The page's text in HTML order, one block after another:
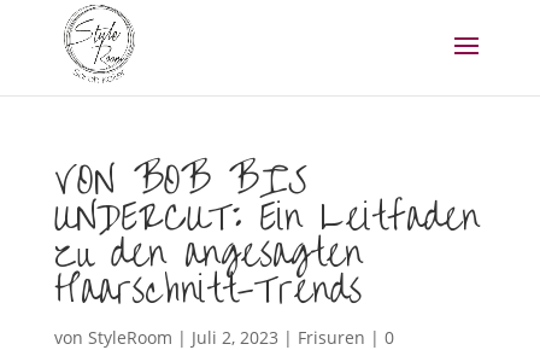
VON BOB BIS
UNDERCUT: Ein Leitfaden
zu den angesagten
Haarschnitt-Trends
von StyleRoom | Juli 2, 2023 | Frisuren | 0